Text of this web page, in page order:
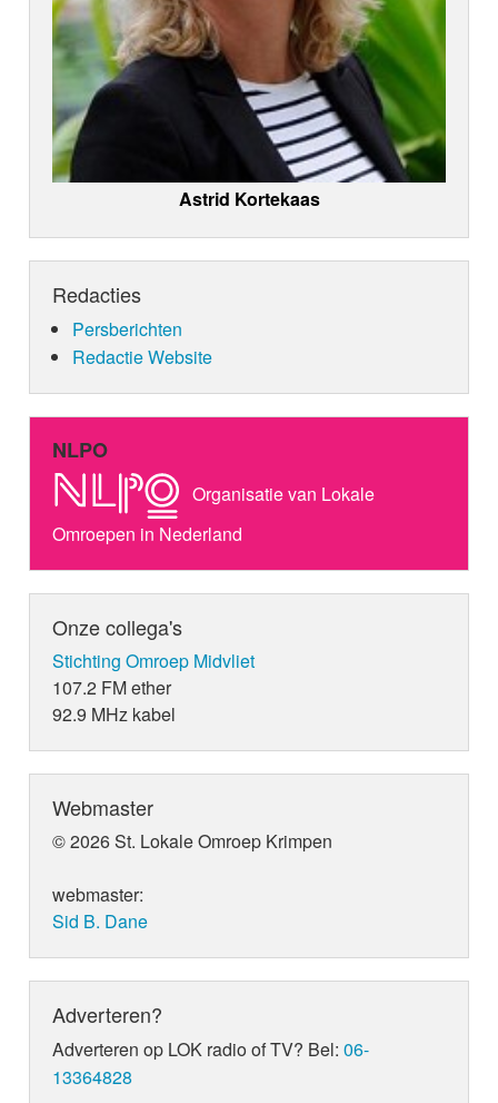
Astrid Kortekaas
Redacties
Persberichten
Redactie Website
NLPO
Organisatie van Lokale
Omroepen in Nederland
Onze collega's
Stichting Omroep Midvliet
107.2 FM ether
92.9 MHz kabel
Webmaster
© 2026 St. Lokale Omroep Krimpen
webmaster:
Sid B. Dane
Adverteren?
Adverteren op LOK radio of TV? Bel:06-
13364828